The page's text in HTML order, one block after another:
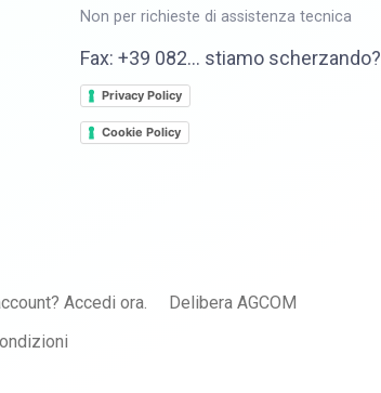
Non per richieste di assistenza tecnica
Fax: +39 082… stiamo scherzando?
Privacy Policy
Cookie Policy
Accedi ora.
Delibera AGCOM